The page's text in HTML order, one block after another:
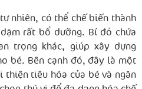
nhiên, có thể chế biến thành
rất bổ dưỡng. Bí đỏ chứa
trọng khác, giúp xây dựng
bé. Bên cạnh đó, đây là một
thiện tiêu hóa của bé và ngăn